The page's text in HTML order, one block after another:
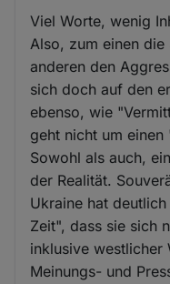
Viel Worte, wenig
Also, zum einen die
anderen den
sich doch auf den
ebenso, wie
geht nicht um einen
Sowohl als auch,
der Realität.
Ukraine hat
Zeit", dass sie sich
inklusive westlicher
Meinungs- und